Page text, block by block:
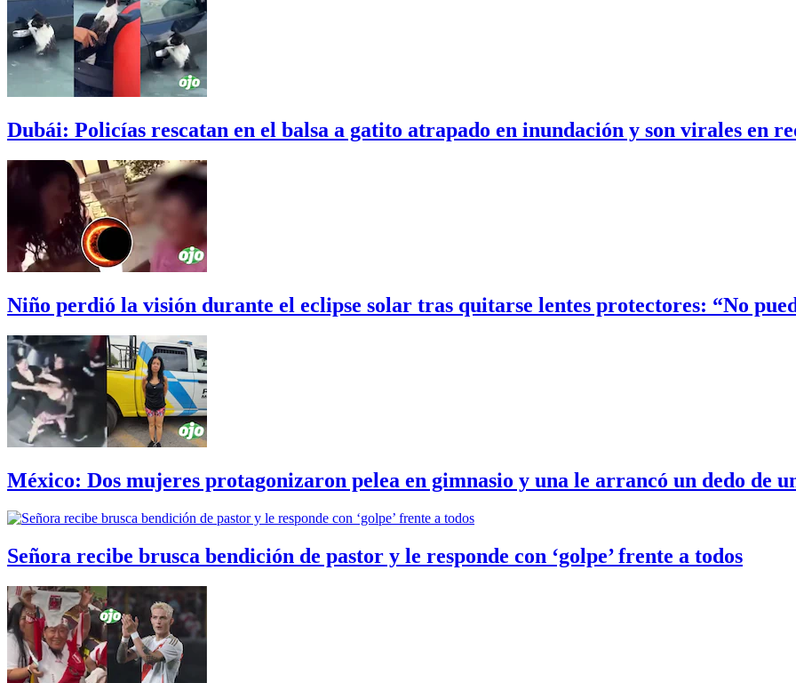
Dubái: Policías rescatan en el balsa a gatito atrapado en inundación y son virales en
Niño perdió la visión durante el eclipse solar tras quitarse lentes protectores: “No
México: Dos mujeres protagonizaron pelea en gimnasio y una le arrancó un dedo de
Señora recibe brusca bendición de pastor y le responde con ‘golpe’ frente a todos